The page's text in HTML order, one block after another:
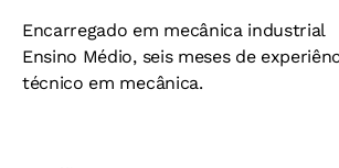
Encarregado em mecânica industrial
Ensino Médio, seis meses de
técnico em mecânica.